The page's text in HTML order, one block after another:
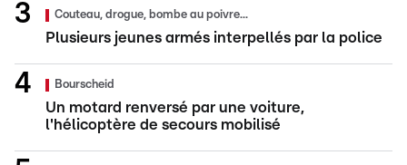
Couteau, drogue, bombe au poivre...
Plusieurs jeunes armés interpellés par la police
Bourscheid
Un motard renversé par une voiture,
l'hélicoptère de secours mobilisé